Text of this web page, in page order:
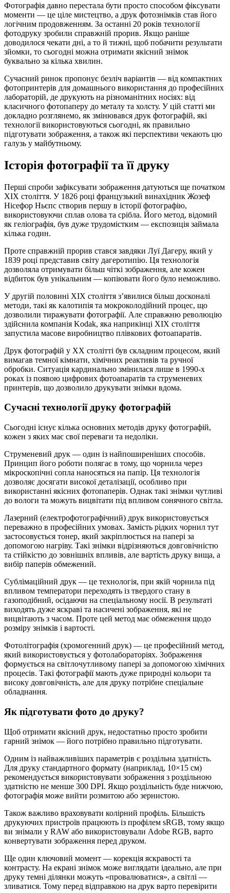
Фотографія давно перестала бути просто способом фіксувати
моменти — це ціле мистецтво, а друк фотознімків став його
логічним продовженням. За останні 20 років технології
фотодруку зробили справжній прорив. Якщо раніше
доводилося чекати дні, а то й тижні, щоб побачити результати
зйомки, то сьогодні можна отримати якісний знімок
буквально за кілька хвилин.
Сучасний ринок пропонує безліч варіантів — від компактних
фотопринтерів для домашнього використання до професійних
лабораторій, де друкують на різноманітних носіях: від
класичного фотопаперу до металу та холсту. У цій статті ми
докладно розглянемо, як змінювався друк фотографій, які
технології використовуються сьогодні, як правильно
підготувати зображення, а також які перспективи чекають цю
галузь у майбутньому.
Історія фотографії та її друку
Перші спроби зафіксувати зображення датуються ще початком
XIX століття. У 1826 році французький винахідник Жозеф
Нісефор Ньєпс створив першу в історії фотографію,
використовуючи сплав олова та срібла. Його метод, відомий
як геліографія, був дуже трудомістким — експозиція займала
кілька годин.
Проте справжній прорив стався завдяки Луї Дагеру, який у
1839 році представив світу дагеротипію. Ця технологія
дозволяла отримувати більш чіткі зображення, але кожен
відбиток був унікальним — копіювати його було неможливо.
У другій половині XIX століття з’явилися більш досконалі
методи, такі як калотипія та мокроколодійний процес, що
дозволили тиражувати фотографії. Але справжню революцію
здійснила компанія Kodak, яка наприкінці XIX століття
запустила масове виробництво плівкових фотоапаратів.
Друк фотографій у XX столітті був складним процесом, який
вимагав темної кімнати, хімічних реактивів та ручної
обробки. Ситуація кардинально змінилася лише в 1990-х
роках із появою цифрових фотоапаратів та струменевих
принтерів, що дозволило друкувати знімки вдома.
Сучасні технології друку фотографій
Сьогодні існує кілька основних методів друку фотографій,
кожен з яких має свої переваги та недоліки.
Струменевий друк — один із найпоширеніших способів.
Принцип його роботи полягає в тому, що чорнила через
мікроскопічні сопла наносяться на папір. Ця технологія
дозволяє досягати високої деталізації, особливо при
використанні якісних фотопаперів. Однак такі знімки чутливі
до вологи та можуть вицвітати під впливом сонячного світла.
Лазерний (електрофотографічний) друк використовується
переважно в професійних умовах. Замість рідких чорнил тут
застосовується тонер, який закріплюється на папері за
допомогою нагріву. Такі знімки відрізняються довговічністю
та стійкістю до зовнішніх впливів, але вартість друку вища, а
вибір паперів обмежений.
Сублімаційний друк — це технологія, при якій чорнила під
впливом температори переходять із твердого стану в
газоподібний, осідаючи на спеціальному носії. В результаті
виходять дуже яскраві та насичені зображення, які не
вицвітають з часом. Проте цей метод має обмеження щодо
розміру знімків і вартості.
Фотолітографія (хромогенний друк) — це професійний метод,
який використовується у фотолабораторіях. Зображення
формується на світлочутливому папері за допомогою хімічних
процесів. Такі фотографії мають дуже природні кольори та
високу довговічність, але для друку потрібне спеціальне
обладнання.
Як підготувати фото до друку?
Щоб отримати якісний друк, недостатньо просто зробити
гарний знімок — його потрібно правильно підготувати.
Одним із найважливіших параметрів є роздільна здатність.
Для друку стандартного формату (наприклад, 10×15 см)
рекомендується використовувати зображення з роздільною
здатністю не менше 300 DPI. Якщо роздільність буде нижчою,
фотографія може вийти розмитою або зернистою.
Також важливо враховувати колірний профіль. Більшість
друкуючих пристроїв працюють із профілем sRGB, тому якщо
ви знімали у RAW або використовували Adobe RGB, варто
конвертувати зображення перед друком.
Ще один ключовий момент — корекція яскравості та
контрасту. На екрані знімок може виглядати ідеально, але при
друку темні ділянки можуть «провалюватися», а світлі —
зливатися. Тому перед відправкою на друк варто перевірити